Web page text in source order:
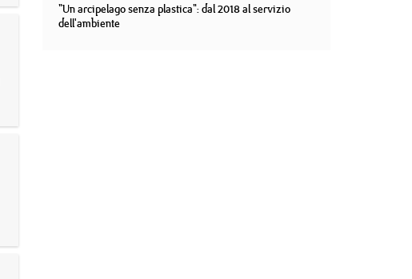
"Un arcipelago senza plastica": dal 2018 al servizio
dell'ambiente